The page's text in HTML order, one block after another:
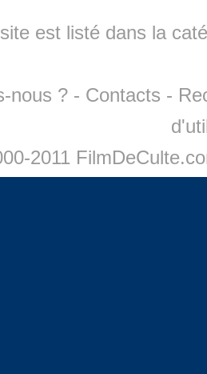
est listé dans la
nous ? - Contacts -
2011